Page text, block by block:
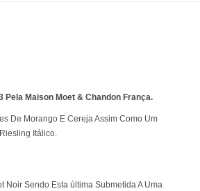
Maison Moet & Chandon França.
De Morango E Cereja Assim Como Um
Itálico.
Noir Sendo Esta última Submetida A Uma